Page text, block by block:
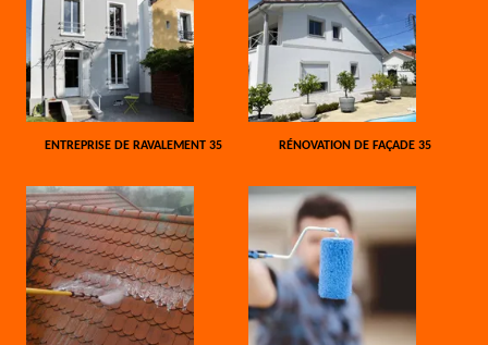
ENTREPRISE DE RAVALEMENT 35 RÉNOVATION DE FAÇADE 35